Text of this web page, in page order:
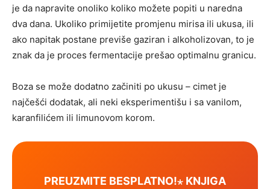
je da napravite onoliko koliko možete popiti u naredna
dva dana. Ukoliko primijetite promjenu mirisa ili ukusa, ili
ako napitak postane previše gaziran i alkoholizovan, to je
znak da je proces fermentacije prešao optimalnu granicu.
Boza se može dodatno začiniti po ukusu – cimet je
najčešći dodatak, ali neki eksperimentišu i sa vanilom,
karanfilićem ili limunovom korom.
PREUZMITE BESPLATNO!⋆ KNJIGA